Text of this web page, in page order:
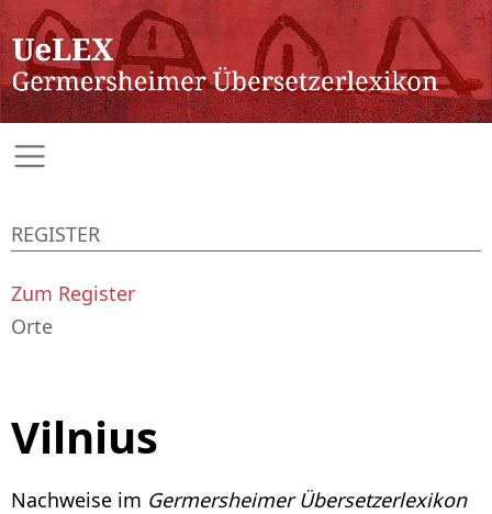
Vilnius
Nachweise im Germersheimer Übersetzerlexikon
REGISTER
Zum Register
Orte